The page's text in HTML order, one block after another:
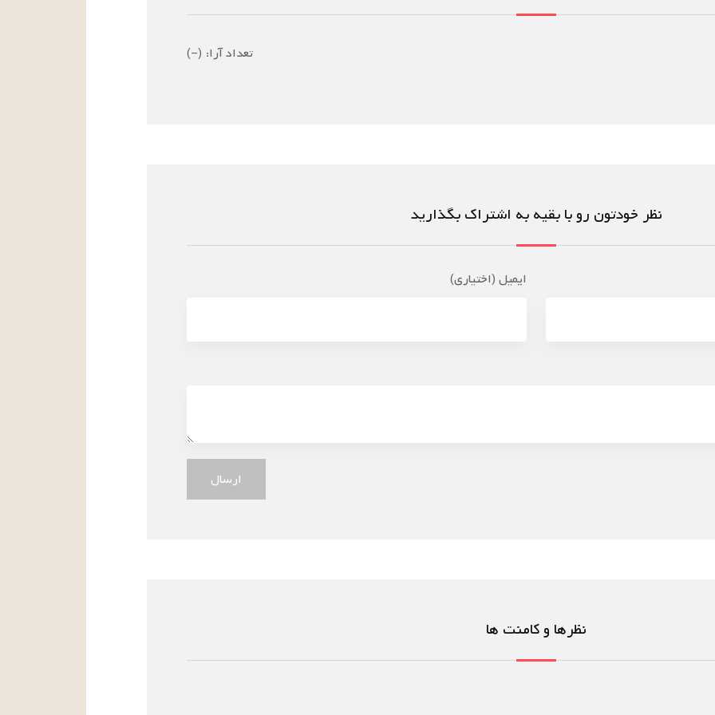
تعداد آرا: (
–
)
نظر خودتون رو با بقیه به اشتراک بگذارید
ایمیل (اختیاری)
ارسال
نظرها و کامنت ها